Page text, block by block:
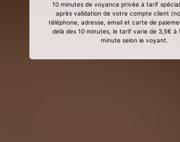
10 minutes de voyance privée à tarif spécial
après validation de votre compte client
téléphone, adresse, email et carte de
delà des 10 minutes, le tarif varie de 3,5€ à
minute selon le voyant.